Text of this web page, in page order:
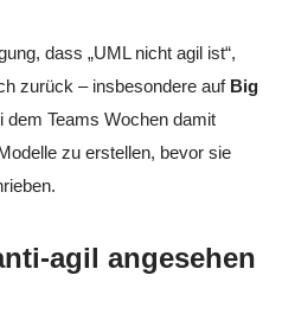
dass „UML nicht agil ist“,
zurück – insbesondere auf Big
dem Teams Wochen damit
zu erstellen, bevor sie
agil angesehen